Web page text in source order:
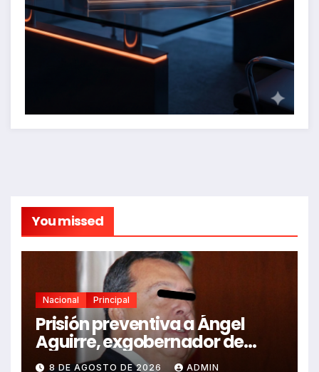
You missed
Nacional Principal
Prisión preventiva a Ángel
Aguirre, exgobernador de
Guerrero, por caso Ayotzinapa
8 DE AGOSTO DE 2026 ADMIN